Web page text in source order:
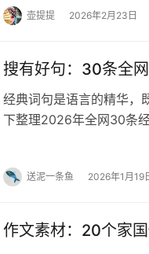
壶提提 2026年2月23日
搜有好句：30条全
经典词句是语言的精华，
下整理2026年全网30条
送泥一条鱼 2026年1月19
作文素材：20个家